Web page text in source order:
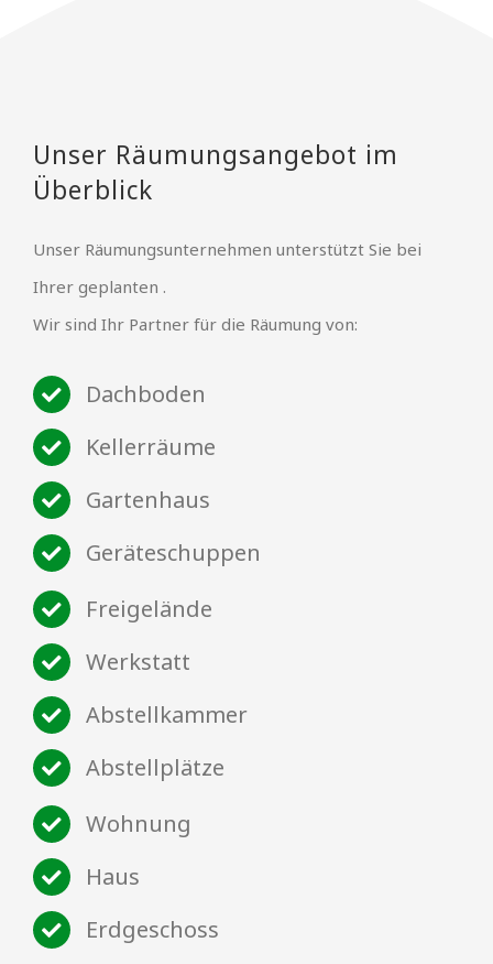
Unser Räumungsangebot im
Überblick
Unser Räumungsunternehmen unterstützt Sie bei
Ihrer geplanten .
Wir sind Ihr Partner für die Räumung von:
Dachboden
Kellerräume
Gartenhaus
Geräteschuppen
Freigelände
Werkstatt
Abstellkammer
Abstellplätze
Wohnung
Haus
Erdgeschoss